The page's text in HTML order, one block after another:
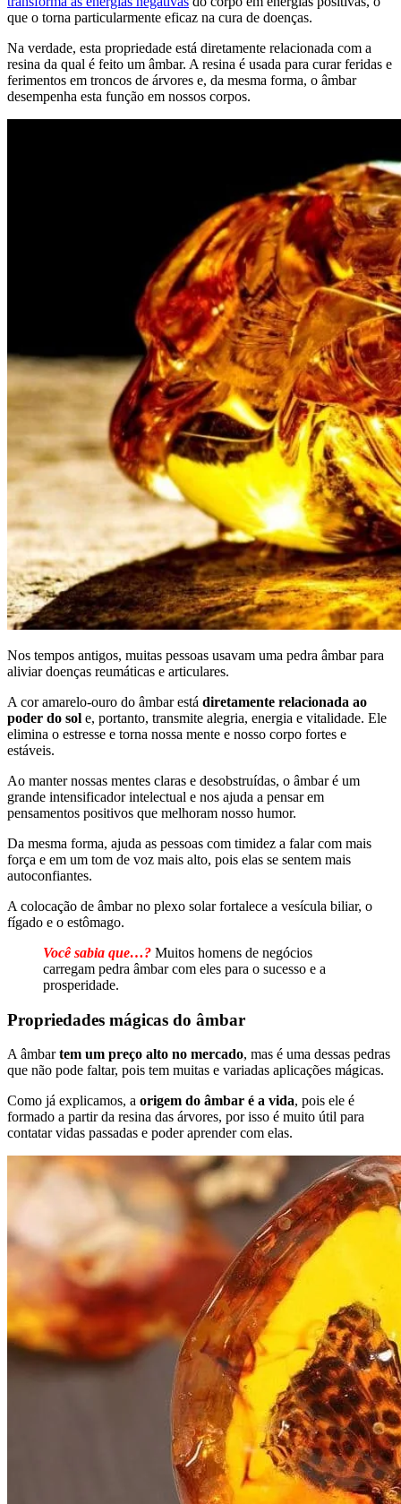
que o torna particularmente eficaz na cura de doenças.
Na verdade, esta propriedade está diretamente relacionada com a
resina da qual é feito um âmbar. A resina é usada para curar feridas e
ferimentos em troncos de árvores e, da mesma forma, o âmbar
desempenha esta função em nossos corpos.
Nos tempos antigos, muitas pessoas usavam uma pedra âmbar para
aliviar doenças reumáticas e articulares.
A cor amarelo-ouro do âmbar está diretamente relacionada ao
poder do sol e, portanto, transmite alegria, energia e vitalidade. Ele
elimina o estresse e torna nossa mente e nosso corpo fortes e
estáveis.
Ao manter nossas mentes claras e desobstruídas, o âmbar é um
grande intensificador intelectual e nos ajuda a pensar em
pensamentos positivos que melhoram nosso humor.
Da mesma forma, ajuda as pessoas com timidez a falar com mais
força e em um tom de voz mais alto, pois elas se sentem mais
autoconfiantes.
A colocação de âmbar no plexo solar fortalece a vesícula biliar, o
fígado e o estômago.
Você sabia que…? Muitos homens de negócios
carregam pedra âmbar com eles para o sucesso e a
prosperidade.
Propriedades mágicas do âmbar
A âmbartem um preço alto no mercado, mas é uma dessas pedras
que não pode faltar, pois tem muitas e variadas aplicações mágicas.
Como já explicamos, a origem do âmbar é a vida, pois ele é
formado a partir da resina das árvores, por isso é muito útil para
contatar vidas passadas e poder aprender com elas.